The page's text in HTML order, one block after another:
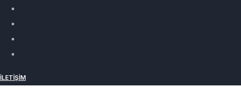
İLETIŞIM